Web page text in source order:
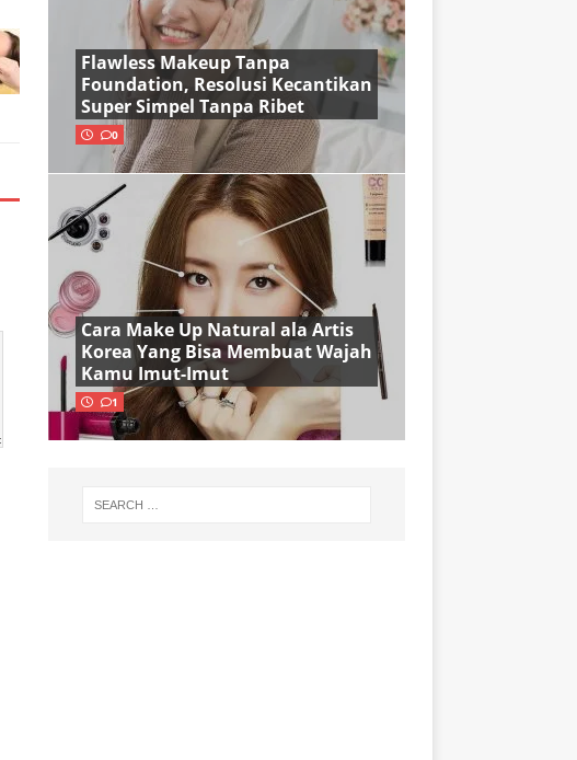
Flawless Makeup Tanpa
Foundation, Resolusi Kecantikan
Super Simpel Tanpa Ribet
0
Cara Make Up Natural ala Artis
Korea Yang Bisa Membuat Wajah
Kamu Imut-Imut
1